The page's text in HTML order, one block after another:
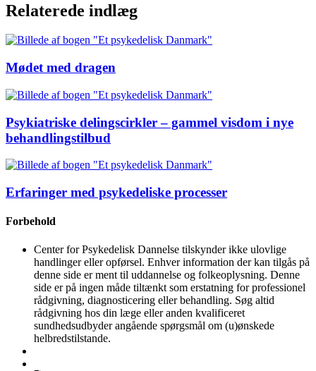
Relaterede indlæg
Mødet med dragen
Psykiatriske delingscirkler – gammel visdom i nye
behandlingstilbud
Erfaringer med psykedeliske processer
Forbehold
Center for Psykedelisk Dannelse tilskynder ikke ulovlige
handlinger eller opførsel. Enhver information der kan tilgås på
denne side er ment til uddannelse og folkeoplysning. Denne
side er på ingen måde tiltænkt som erstatning for professionel
rådgivning, diagnosticering eller behandling. Søg altid
rådgivning hos din læge eller anden kvalificeret
sundhedsudbyder angående spørgsmål om (u)ønskede
helbredstilstande.